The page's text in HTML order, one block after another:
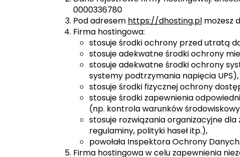
0000336780
Pod adresem https://dhosting.pl możesz
Firma hostingowa:
stosuje środki ochrony przed utratą
stosuje adekwatne środki ochrony
stosuje adekwatne środki ochrony
systemy podtrzymania napięcia UPS),
stosuje środki fizycznej ochrony
stosuje środki zapewnienia
(np. kontrola warunków
stosuje rozwiązania organizacyjne
regulaminy, polityki haseł itp.),
powołała Inspektora Ochrony Danych.
Firma hostingowa w celu zapewnienia